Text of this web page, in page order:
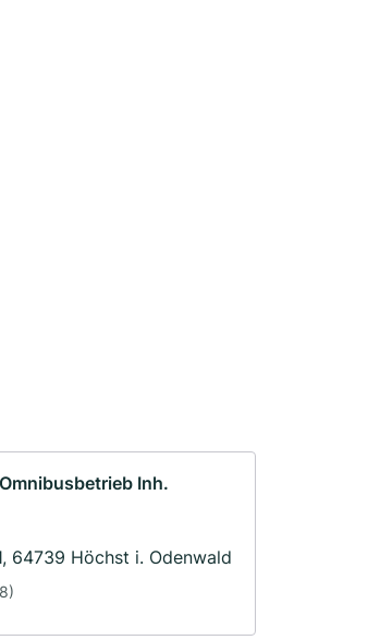
Inh.
64739 Höchst i. Odenwald